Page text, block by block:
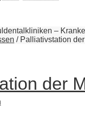
–
/ Palliativstation
der